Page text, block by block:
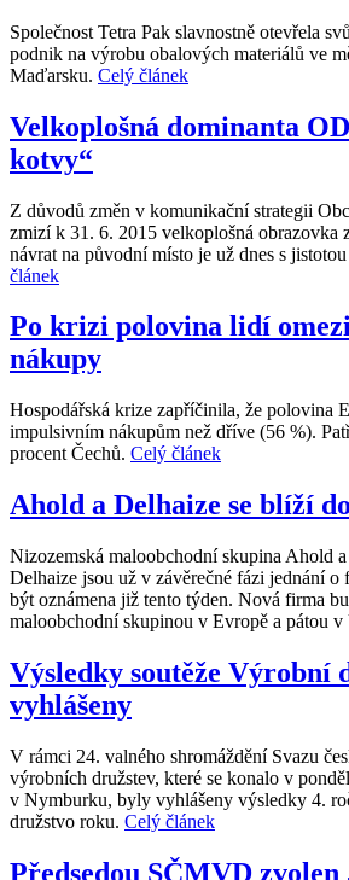
Společnost Tetra Pak slavnostně otevřela
podnik na výrobu obalových materiálů ve
Maďarsku. Celý článek
Velkoplošná dominanta
kotvy“
Z důvodů změn v komunikační strategii
zmizí k 31. 6. 2015 velkoplošná obrazovka
návrat na původní místo je už dnes s
článek
Po krizi polovina lidí
nákupy
Hospodářská krize zapříčinila, že polovina
impulsivním nákupům než dříve (56 %).
procent Čechů. Celý článek
Ahold a Delhaize se blíží
Nizozemská maloobchodní skupina Ahold
Delhaize jsou už v závěrečné fázi jednání o
být oznámena již tento týden. Nová firma
maloobchodní skupinou v Evropě a pátou
Výsledky soutěže Výrobní
vyhlášeny
V rámci 24. valného shromáždění Svazu
výrobních družstev, které se konalo v
v Nymburku, byly vyhlášeny výsledky 4.
družstvo roku. Celý článek
Předsedou SČMVD zvolen